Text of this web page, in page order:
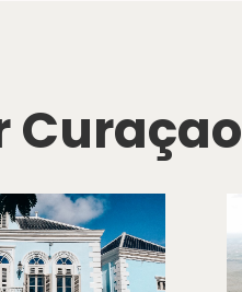
Curaçao